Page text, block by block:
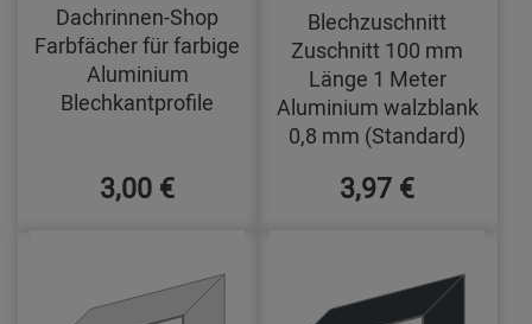
Dachrinnen-Shop
Farbfächer für farbige
Aluminium
Blechkantprofile
3,00 €
Blechzuschnitt
Zuschnitt 100 mm
Länge 1 Meter
Aluminium walzblank
0,8 mm (Standard)
3,97 €